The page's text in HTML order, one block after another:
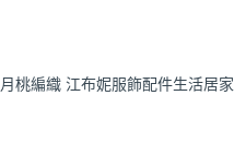
月桃編織 江布妮服飾配件生活居家